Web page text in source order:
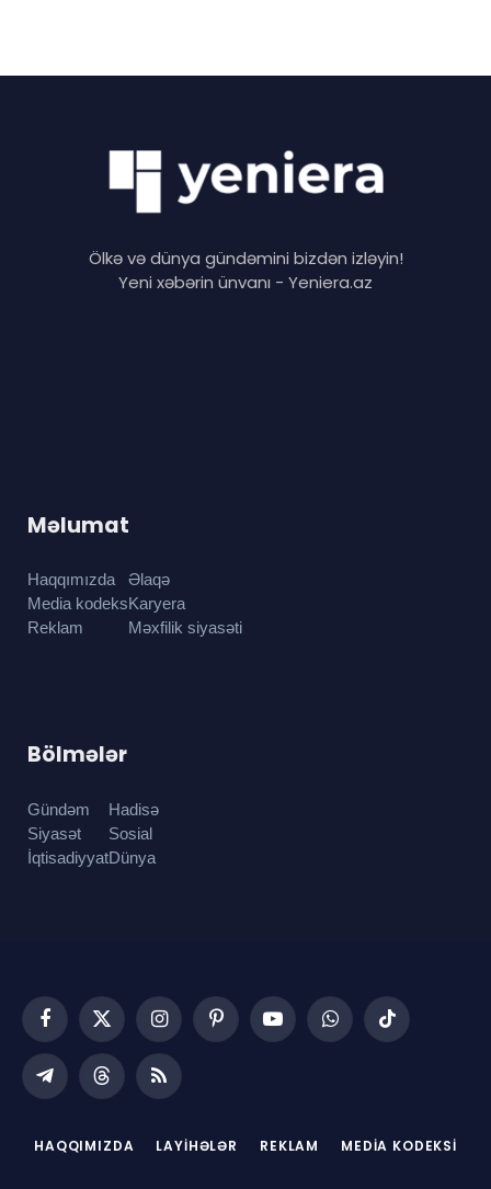
Ölkə və dünya gündəmini bizdən izləyin!
Yeni xəbərin ünvanı - Yeniera.az
Məlumat
Haqqımızda
Media kodeks
Reklam
Əlaqə
Karyera
Məxfilik siyasəti
Bölmələr
Gündəm
Siyasət
İqtisadiyyat
Hadisə
Sosial
Dünya
Facebook
X
(Twitter)
InstagramPinterestYouTubeWhatsAppTikTok
TelegramThreadsRSS
HAQQIMIZDA LAYIHƏLƏR REKLAM MEDIA KODEKSI